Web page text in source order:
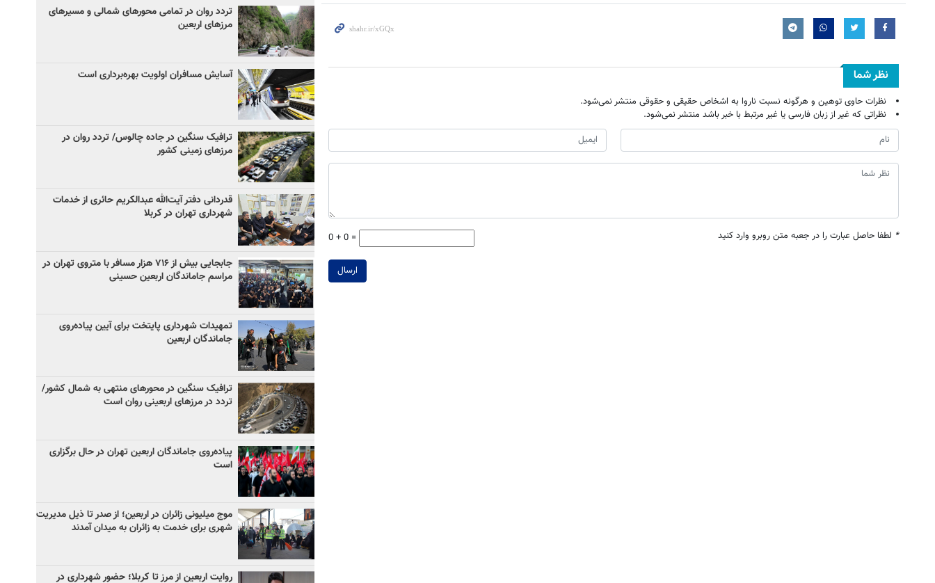
نظر شما
نظرات حاوی توهین و هرگونه نسبت ناروا به اشخاص حقیقی و حقوقی منتشر نمی‌شود.
نظراتی که غیر از زبان فارسی یا غیر مرتبط با خبر باشد منتشر نمی‌شود.
* لطفا حاصل عبارت را در جعبه متن روبرو وارد کنید 0 + 0 =
ارسال
تردد روان در تمامی محورهای شمالی و مسیرهای
مرزهای اربعین
آسایش مسافران اولویت بهره‌برداری است
ترافیک سنگین در جاده چالوس/ تردد روان در
مرزهای زمینی کشور
قدردانی دفتر آیت‌الله عبدالکریم حائری از خدمات
شهرداری تهران در کربلا
جابجایی بیش از ۷۱۶ هزار مسافر با متروی تهران در
مراسم جاماندگان اربعین حسینی
تمهیدات شهرداری پایتخت برای آیین پیاده‌روی
جاماندگان اربعین
ترافیک سنگین در محورهای منتهی به شمال کشور/
تردد در مرزهای اربعینی روان است
پیاده‌روی جاماندگان اربعین تهران در حال برگزاری
است
موج میلیونی زائران در اربعین؛ از صدر تا ذیل مدیریت
شهری برای خدمت به زائران به میدان آمدند
روایت اربعین از مرز تا کربلا؛ حضور شهرداری در